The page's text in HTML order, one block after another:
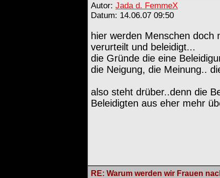
Autor: Jada d. FemmeX
Datum: 14.06.07 09:50
hier werden Menschen doch
verurteilt und beleidigt...
die Gründe die eine
die Neigung, die Meinung..
also steht drüber..denn die
Beleidigten aus eher mehr
RE: Warum werden wir Frauen